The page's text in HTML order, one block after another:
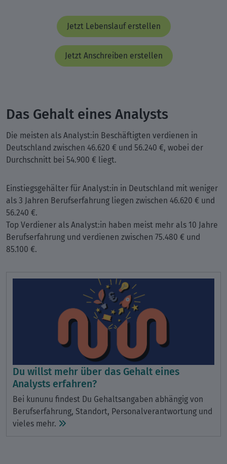
Jetzt Lebenslauf erstellen
Jetzt Anschreiben erstellen
Das Gehalt eines Analysts
Die meisten als Analyst:in Beschäftigten verdienen in
Deutschland zwischen 46.620 € und 56.240 €, wobei der
Durchschnitt bei 54.900 € liegt.
Einstiegsgehälter für Analyst:in in Deutschland mit weniger
als 3 Jahren Berufserfahrung liegen zwischen 46.620 € und
56.240 €.
Top Verdiener als Analyst:in haben meist mehr als 10 Jahre
Berufserfahrung und verdienen zwischen 75.480 € und
85.100 €.
Du willst mehr über das Gehalt eines
Analysts erfahren?
Bei kununu findest Du Gehaltsangaben abhängig von
Berufserfahrung, Standort, Personalverantwortung und
vieles mehr.